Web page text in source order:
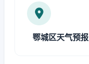
鄂城区天气预报